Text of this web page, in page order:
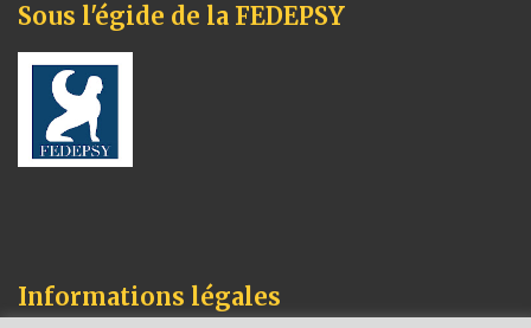
Sous l'égide de la FEDEPSY
Informations légales